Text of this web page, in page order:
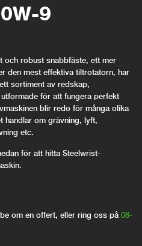
9
och robust snabbfäste, ett mer
den mest effektiva tiltrotatorn, har
sortiment av redskap,
för att fungera perfekt
blir redo för många olika
handlar om grävning, lyft,
etc.
för att hitta Steelwrist-
om en offert, eller ring oss på 08-